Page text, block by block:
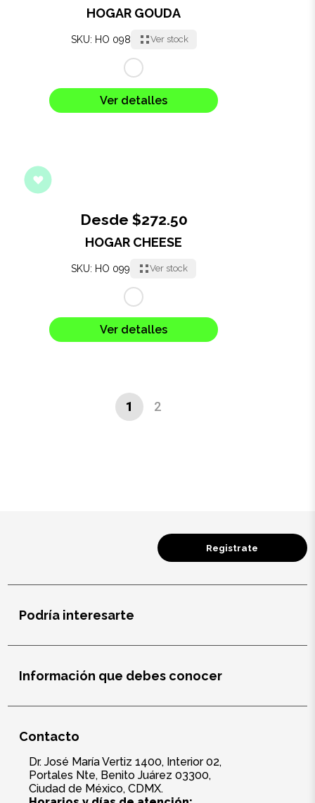
HOGAR GOUDA
SKU: HO 098 Ver stock
Ver detalles
Desde $272.50
HOGAR CHEESE
SKU: HO 099 Ver stock
Ver detalles
1 2
Registrate
Podría interesarte
Información que debes conocer
Contacto
Dr. José María Vertiz 1400, Interior 02,
Portales Nte, Benito Juárez 03300,
Ciudad de México, CDMX.